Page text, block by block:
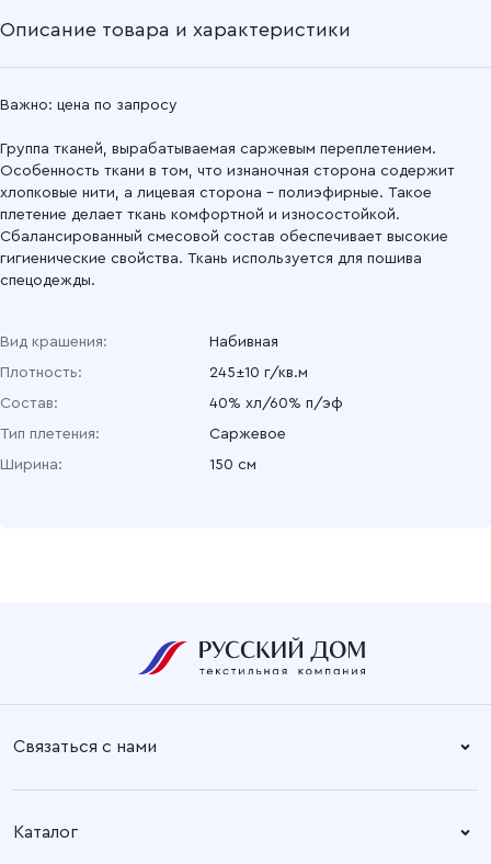
Подробнее
Описание товара и характеристики
Важно: цена по запросу
Группа тканей, вырабатываемая саржевым переплетением.
Особенность ткани в том, что изнаночная сторона содержит
хлопковые нити, а лицевая сторона – полиэфирные. Такое
плетение делает ткань комфортной и износостойкой.
Сбалансированный смесовой состав обеспечивает высокие
гигиенические свойства. Ткань используется для пошива
спецодежды.
Вид крашения:
Набивная
Плотность:
245±10 г/кв.м
Состав:
40% хл/60% п/эф
Тип плетения:
Саржевое
Ширина:
150 см
Связаться с нами
+7 (4932) 58-14-67
Каталог